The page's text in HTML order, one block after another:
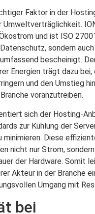
Faktor in der
Umweltverträglichkeit.
und ist ISO
sondern
bescheinigt.
Energien trägt dazu bei,
und den Umstieg
voranzutreiben.
sich der Hosting-
zur Kühlung der
minimieren. Diese
nicht nur Strom,
der Hardware. Somit
Akteur in der Branche
Umgang mit
bei